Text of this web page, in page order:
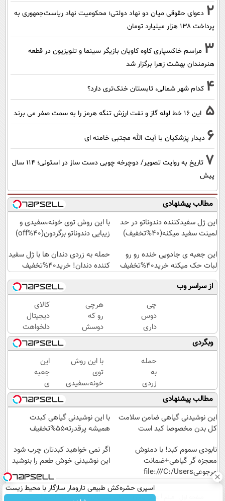
2 دعوای حقوقی میان دو نهاد دولتی؛ محکومیت نهاد ریاست‌جمهوری به
پرداخت ۱۳۸ هزار میلیارد تومان
3 مراسم خاکسپاری کاوه کاویان بازیگر سینما و تلویزیون در قطعه
هنرمندان بهشت زهرا برگزار شد
4 کدام شهر شمالی، تابستان خنک‌تری دارد؟
5 این 16 خط لوله گاز و نفت ارزش تنگه هرمز را به سمت صفر می برند
6 دیدار پزشکیان با آیت الله مجتبی خامنه ای
7
تاریخ به روایت تصویر/ دوچرخه چوبی دست ساز در استونی؛ 114 سال
پیش
مطالب پیشنهادی
این ژل سفیدکننده دندوناتو در حد
لمینت سفید میکنه(40%تخفیف)
با این روش توی خونه،سفیدی و
زیبایی دندوناتو برگردون(40%off)
این جعبه ی جادویی خنده رو رو
لبات حک میکنه خرید40%تخفیف
حمله به زردی دندان ها با ژل سفید
کننده دندان! خرید40%تخفیف
از سراسر وب
چی
دوس
داری
بخری
؟ PS5
؟
گوشی؟
تا 100
میلیون
اعتبار
بگیر و
قسطی
هرچی
رو که
دوسش
داری
قسطی
بخر 💳
خریدت
رو با
اعتبار
شروع
کن 🚀
کالای
دیجیتال
دلخواهت
رو قسطی
بخر 🛒
درخواست
اعتبار بده
📌
وبگردی
حمله
به
زردی
دندان
ها با
ژل
سفید
دندان!
خرید40%تخفیف
با این روش
توی
خونه،سفیدی
و زیبایی
دندوناتو
برگردون(40%off)
این
جعبه
ی
جادویی
خنده
رو رو
لبات
میکنه
خرید40%تخفیف
مطالب پیشنهادی
این نوشیدنی گیاهی ضامن سلامت
کل بدن مخصوصا کبد است
با این نوشیدنی گیاهی کبدت
همیشه پرقدرته55%تخفیف
نابودی سموم کبد! با دمنوش
معجزه گر گیاهی+ضمانت
مرجوعیfile:///C:/Users
اگر نمی خواهید کبدتان چرب شود
این نوشیدنی خوش طعم را بنوشید
اسپری حشره‌کش طبیعی تارومار سازگار با محیط زیست
عصر ایران۲ تماس با ما